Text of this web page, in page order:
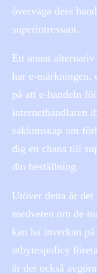
överväga dess
superintressant.
Ett annat
har e-märkningen,
på att e-handeln
internethandlaren
sakkunskap om
dig en chans till
din beställning.
Utöver detta är
medveten om de
kan ha inverkan
utbytespolicy
är det också